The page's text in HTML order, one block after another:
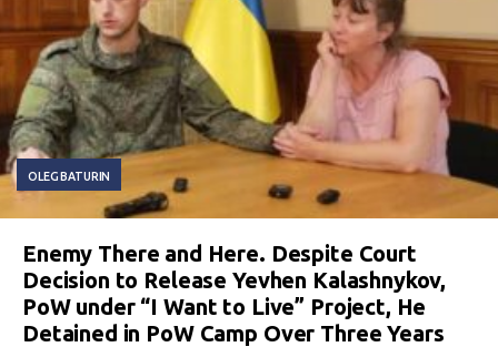
OLEG BATURIN
Enemy There and Here. Despite Court
Decision to Release Yevhen Kalashnykov,
PoW under “I Want to Live” Project, He
Detained in PoW Camp Over Three Years